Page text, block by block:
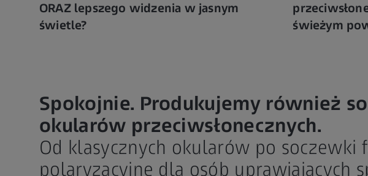
ORAZ lepszego widzenia w jasnym
świetle?
świeżym
Spokojnie. Produkujemy również
okularów przeciwsłonecznych.
Od klasycznych okularów po soczewki
polaryzacyjne dla osób uprawiających